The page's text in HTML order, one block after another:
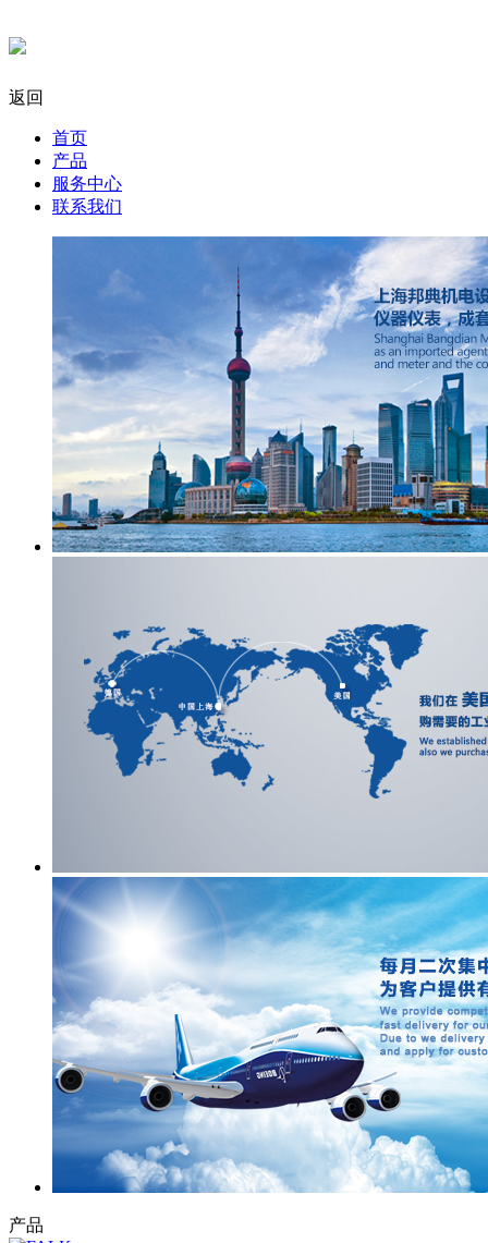
返回
首页
产品
服务中心
联系我们
产品